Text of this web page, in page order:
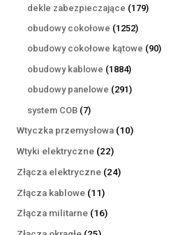
produktów
dekle zabezpieczające 179179
obudowy cokołowe 12521252
produkty
obudowy cokołowe kątowe 9090
obudowy kablowe 18841884
produkty
obudowy panelowe 291291
system COB 77
produktów
Wtyczka przemysłowa 1010
Wtyki elektryczne 2222
produkty
Złącza elektryczne 2424
Złącza kablowe 1111
produktów
Złącza militarne 1616